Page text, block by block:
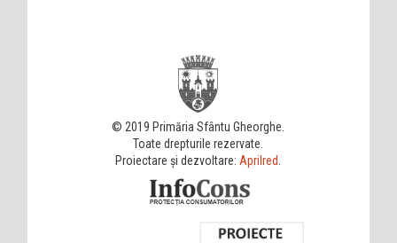
© 2019 Primăria Sfântu Gheorghe.
Toate drepturile rezervate.
Proiectare și dezvoltare: Aprilred